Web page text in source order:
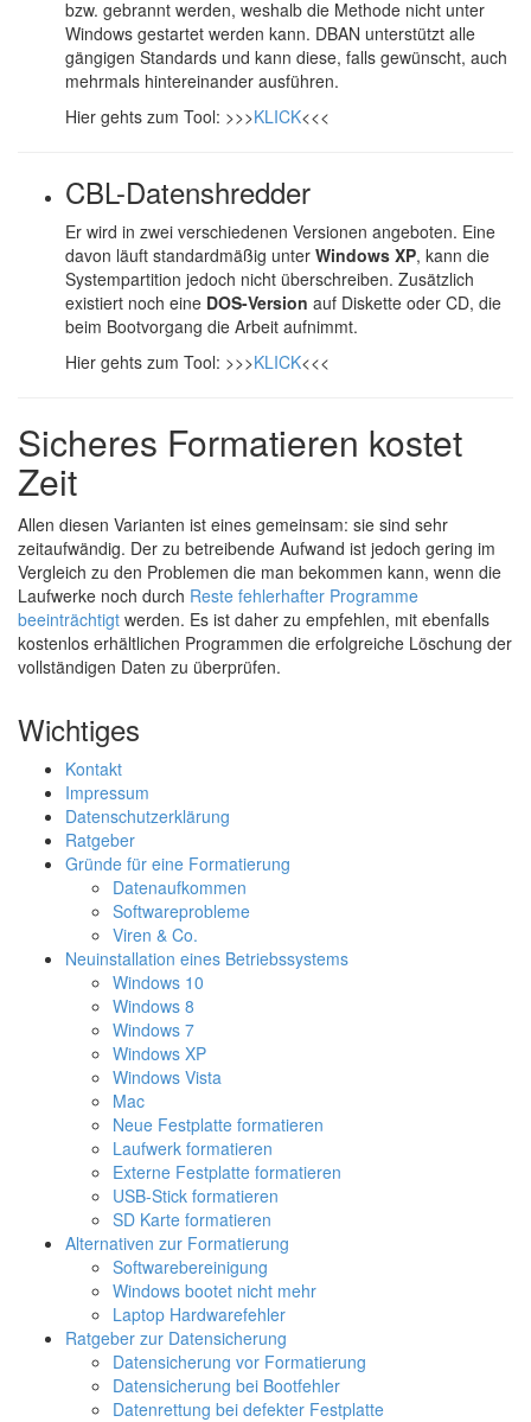
bzw. gebrannt werden, weshalb die Methode nicht unter
Windows gestartet werden kann. DBAN unterstützt alle
gängigen Standards und kann diese, falls gewünscht, auch
mehrmals hintereinander ausführen.
Hier gehts zum Tool: >>>KLICK<<<
CBL-Datenshredder
Er wird in zwei verschiedenen Versionen angeboten. Eine
davon läuft standardmäßig unter Windows XP, kann die
Systempartition jedoch nicht überschreiben. Zusätzlich
existiert noch eine DOS-Version auf Diskette oder CD, die
beim Bootvorgang die Arbeit aufnimmt.
Hier gehts zum Tool: >>>KLICK<<<
Sicheres Formatieren kostet
Zeit
Allen diesen Varianten ist eines gemeinsam: sie sind sehr
zeitaufwändig. Der zu betreibende Aufwand ist jedoch gering im
Vergleich zu den Problemen die man bekommen kann, wenn die
Laufwerke noch durch Reste fehlerhafter Programme
beeinträchtigt werden. Es ist daher zu empfehlen, mit ebenfalls
kostenlos erhältlichen Programmen die erfolgreiche Löschung der
vollständigen Daten zu überprüfen.
Wichtiges
Kontakt
Impressum
Datenschutzerklärung
Ratgeber
Gründe für eine Formatierung
Datenaufkommen
Softwareprobleme
Viren & Co.
Neuinstallation eines Betriebssystems
Windows 10
Windows 8
Windows 7
Windows XP
Windows Vista
Mac
Neue Festplatte formatieren
Laufwerk formatieren
Externe Festplatte formatieren
USB-Stick formatieren
SD Karte formatieren
Alternativen zur Formatierung
Softwarebereinigung
Windows bootet nicht mehr
Laptop Hardwarefehler
Ratgeber zur Datensicherung
Datensicherung vor Formatierung
Datensicherung bei Bootfehler
Datenrettung bei defekter Festplatte